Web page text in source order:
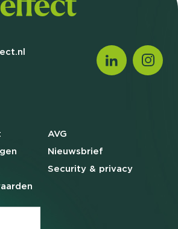
AVG
Nieuwsbrief
Security & privacy